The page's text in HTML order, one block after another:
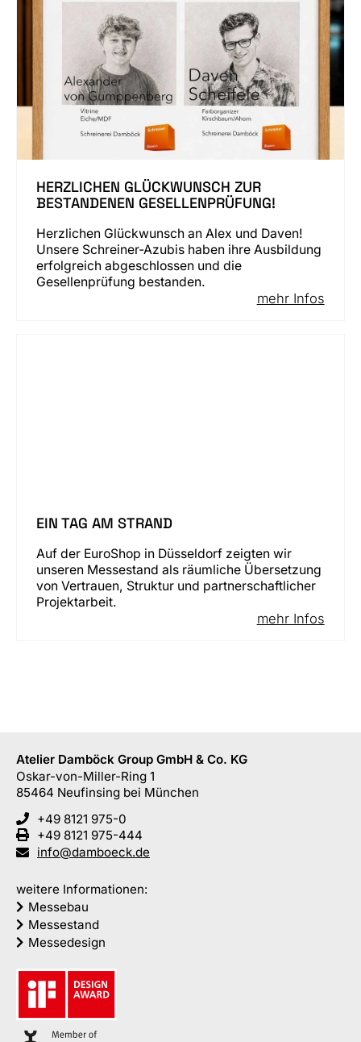
HERZLICHEN GLÜCKWUNSCH ZUR
BESTANDENEN GESELLENPRÜFUNG!
Herzlichen Glückwunsch an Alex und Daven!
Unsere Schreiner-Azubis haben ihre Ausbildung
erfolgreich abgeschlossen und die
Gesellenprüfung bestanden.
mehr Infos
EIN TAG AM STRAND
Auf der EuroShop in Düsseldorf zeigten wir
unseren Messestand als räumliche Übersetzung
von Vertrauen, Struktur und partnerschaftlicher
Projektarbeit.
mehr Infos
Atelier Damböck Group GmbH & Co. KG
Oskar-von-Miller-Ring 1
85464 Neufinsing bei München
+49 8121 975-0
+49 8121 975-444
info@damboeck.de
weitere Informationen:
Messebau
Messestand
Messedesign